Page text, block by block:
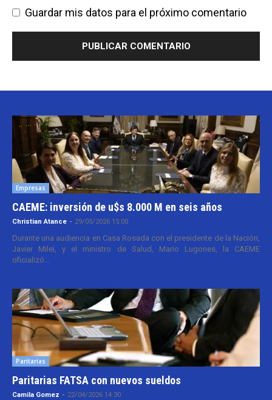
Guardar mis datos para el próximo comentario
Empresas
CAEME: inversión de u$s 8.000 M en seis años
Christian Atance - 29/05/2026 15:00
Durante una audiencia en Casa Rosada con el presidente de la Nación,
Javier Milei, y el ministro de Salud, Mario Lugones, la CAEME
oficializó...
Paritarias
Paritarias FATSA con nuevos sueldos
Camila Gomez - 22/04/2026 14:30